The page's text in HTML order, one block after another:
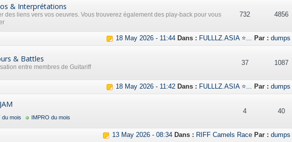
& Interprétations
des liens vers vos oeuvres. Vous trouverez également des play-back pour vous
732 4856
18 May 2026 - 11:44 Dans : FULLLZ.ASIA ⭐... Par : dumps
& Battles
entre membres de Guitariff
37 1087
18 May 2026 - 11:42 Dans : FULLLZ.ASIA ⭐... Par : dumps
du mois IMPRO du mois
4 40
13 May 2026 - 08:34 Dans : RIFF Camels Race Par : dumps